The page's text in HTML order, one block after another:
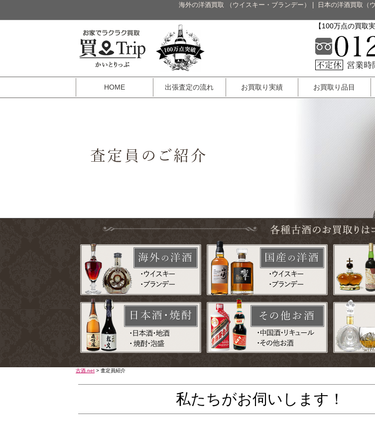
海外の洋酒買取 （ウイスキー・ブランデー） 日本の洋酒買取（
【100万点の買取
HOME 出張査定の流れ お買取り実績 お買取り品目
古酒.net > 査定員紹介
私たちがお伺いします！